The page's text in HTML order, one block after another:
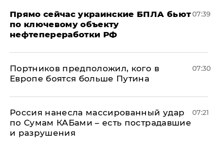
Прямо сейчас украинские БПЛА бьют
по ключевому объекту
нефтепереработки РФ
07:39
Портников предположил, кого в
Европе боятся больше Путина
07:30
Россия нанесла массированный удар
по Сумам КАБами – есть пострадавшие
и разрушения
07:21